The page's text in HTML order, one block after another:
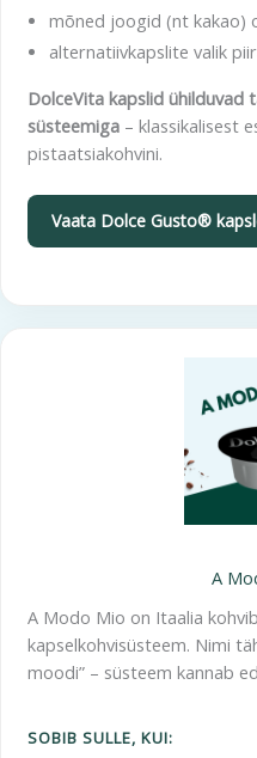
mõned joogid (nt kakao)
alternatiivkapslite valik
DolceVita kapslid ühilduvad
süsteemiga – klassikalisest
pistaatsiakohvini.
Vaata Dolce Gusto®
A
A Modo Mio on Itaalia
kapselkohvisüsteem. Nimi
moodi” – süsteem kannab
SOBIB SULLE, KUI: